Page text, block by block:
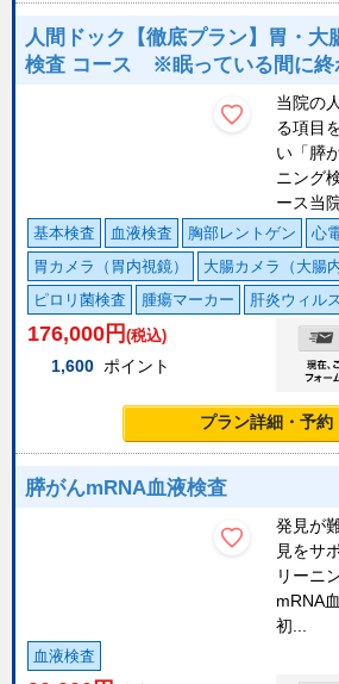
人間ドック【徹底プラン】胃・大
検査 コース ※眠っている間に終
当院の
る項目
い「膵
ニング
ース当
基本検査 血液検査 胸部レントゲン 心
胃カメラ（胃内視鏡）
大腸カメラ（大腸
ピロリ菌検査
腫瘍マーカー 肝炎ウィル
176,000 円 (税込)
1,600 ポイント
プラン詳細・予約
膵がんmRNA血液検査
発見が
見をサ
リーニ
mRNA
初...
血液検査